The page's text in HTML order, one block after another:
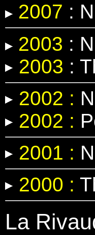
2007 :
2003 :
2003 :
2002 :
2002 :
2001 :
2000 :
La